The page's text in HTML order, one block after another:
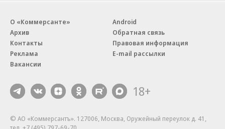
О «Коммерсанте»
Архив
Контакты
Реклама
Вакансии
Android
Обратная связь
Правовая информация
E-mail рассылки
18+
© АО «Коммерсантъ». 127006, Москва, Оружейный переулок д. 41,